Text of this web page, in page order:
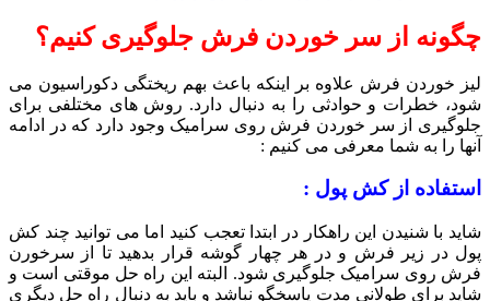
چگونه از سر خوردن فرش جلوگیری کنیم؟
لیز خوردن فرش علاوه بر اینکه باعث بهم ریختگی دکوراسیون می
شود، خطرات و حوادثی را به دنبال دارد. روش های مختلفی برای
جلوگیری از سر خوردن فرش روی سرامیک وجود دارد که در ادامه
آنها را به شما معرفی می کنیم :
استفاده از کش پول :
شاید با شنیدن این راهکار در ابتدا تعجب کنید اما می توانید چند کش
پول در زیر فرش و در هر چهار گوشه قرار بدهید تا از سرخورن
فرش روی سرامیک جلوگیری شود. البته این راه حل موقتی است و
شاید برای طولانی مدت پاسخگو نباشد و باید به دنبال راه حل دیگری